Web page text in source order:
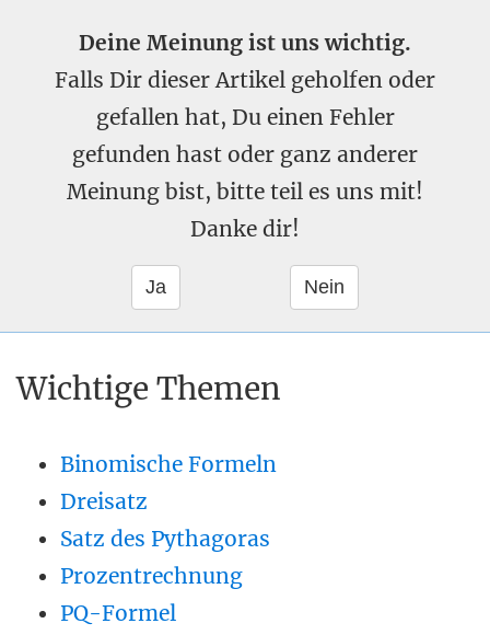
Deine Meinung ist uns wichtig.
Falls Dir dieser Artikel geholfen oder
gefallen hat, Du einen Fehler
gefunden hast oder ganz anderer
Meinung bist, bitte teil es uns mit!
Danke dir!
Wichtige Themen
Binomische Formeln
Dreisatz
Satz des Pythagoras
Prozentrechnung
PQ-Formel